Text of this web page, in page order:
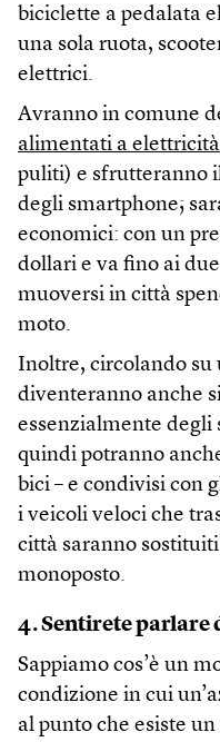
biciclette a pedalata
una sola ruota,
elettrici.
Avranno in comune
alimentati a elettricità
puliti) e sfrutteranno
degli smartphone;
economici: con un
dollari e va fino ai
muoversi in città
moto.
Inoltre, circolando su
diventeranno anche
essenzialmente degli
quindi potranno
bici – e condivisi con
i veicoli veloci che
città saranno
monoposto.
4. Sentirete parlare
Sappiamo cos’è un
condizione in cui
al punto che esiste